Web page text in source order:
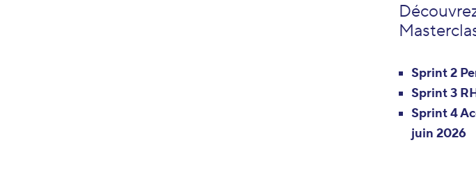
Sprint 2
Sprint 3
Sprint 4
juin 2026